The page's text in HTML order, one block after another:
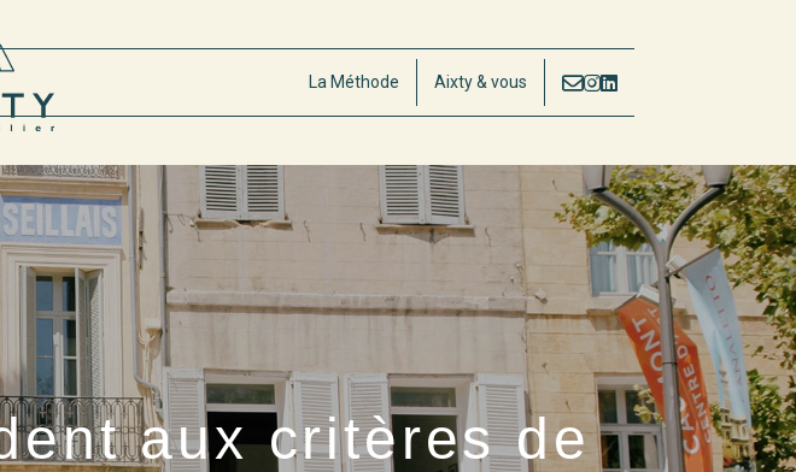
La Méthode Aixty & vous
aux critères de